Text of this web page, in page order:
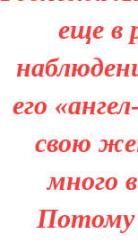
еще в
его
свою
много
Потому